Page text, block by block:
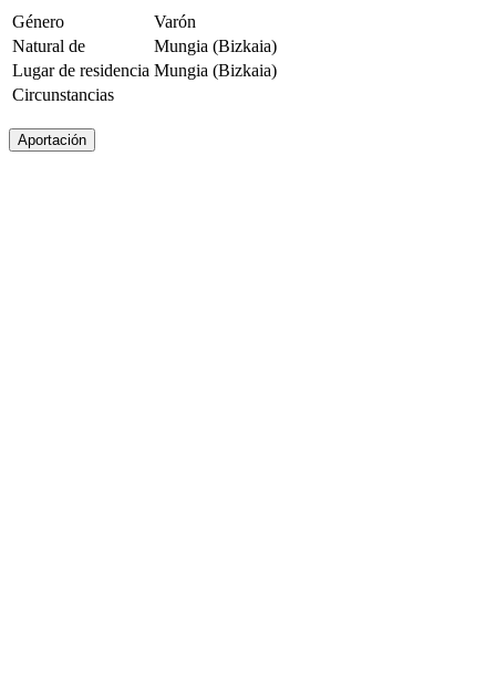
Género
Varón
Natural de
Mungia (Bizkaia)
Lugar de residencia Mungia (Bizkaia)
Circunstancias